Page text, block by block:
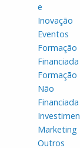
e
Inovação
Eventos
Formação
Financiada
Formação
Não
Financiada
Marketing
Outros